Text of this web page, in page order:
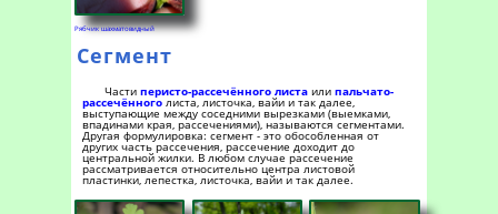
Рябчик шахматовидный
Сегмент
Части перисто-рассечённого листа или пальчато-
рассечённого листа, листочка, вайи и так далее,
выступающие между соседними вырезками (выемками,
впадинами края, рассечениями), называются сегментами.
Другая формулировка: сегмент - это обособленная от
других часть рассечения, рассечение доходит до
центральной жилки. В любом случае рассечение
рассматривается относительно центра листовой
пластинки, лепестка, листочка, вайи и так далее.